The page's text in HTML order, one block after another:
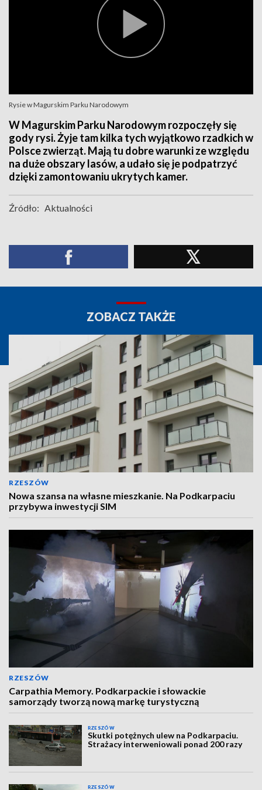
Rysie w Magurskim Parku Narodowym
W Magurskim Parku Narodowym rozpoczęły się
gody rysi. Żyje tam kilka tych wyjątkowo rzadkich w
Polsce zwierząt. Mają tu dobre warunki ze względu
na duże obszary lasów, a udało się je podpatrzyć
dzięki zamontowaniu ukrytych kamer.
Źródło: Aktualności
ZOBACZ TAKŻE
RZESZÓW
Nowa szansa na własne mieszkanie. Na Podkarpaciu
przybywa inwestycji SIM
RZESZÓW
Carpathia Memory. Podkarpackie i słowackie
samorządy tworzą nową markę turystyczną
RZESZÓW
Skutki potężnych ulew na Podkarpaciu.
Strażacy interweniowali ponad 200 razy
RZESZÓW